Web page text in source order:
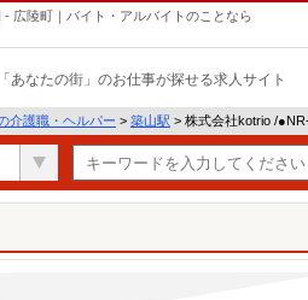
広陵町｜バイト・アルバイトのことなら
「あなたの街」のお仕事が探せる求人サイト
介護職・ヘルパー > 築山駅 > 株式会社kotrio /